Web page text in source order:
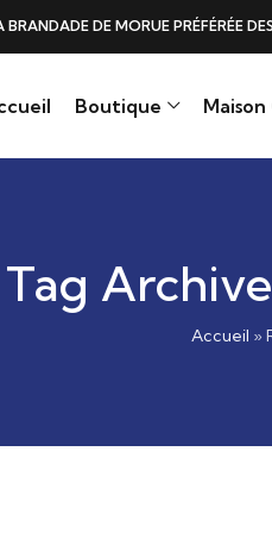
DE MORUE PRÉFÉRÉE DES
Boutique
Tag
Accueil »